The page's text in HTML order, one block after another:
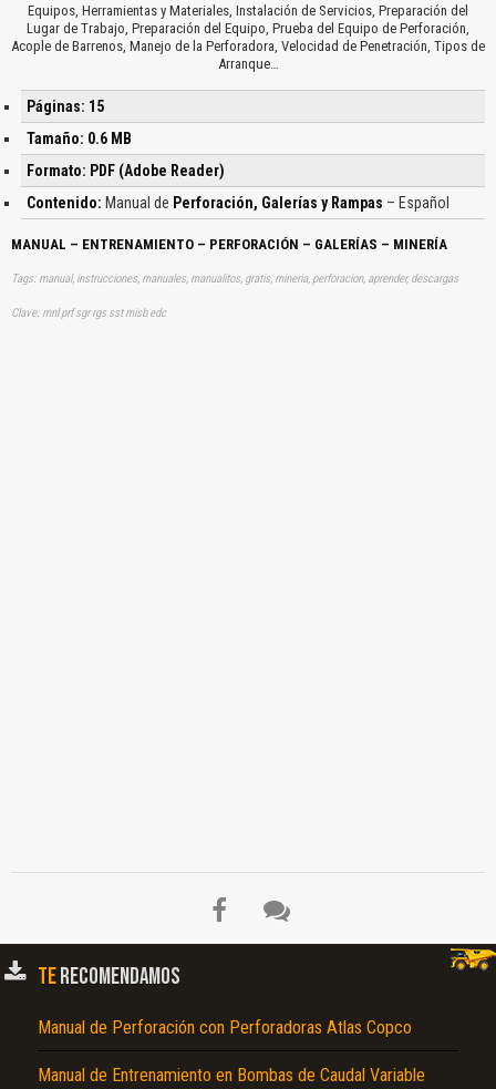
Equipos, Herramientas y Materiales, Instalación de Servicios, Preparación del
Lugar de Trabajo, Preparación del Equipo, Prueba del Equipo de Perforación,
Acople de Barrenos, Manejo de la Perforadora, Velocidad de Penetración, Tipos de
Arranque…
Páginas: 15
Tamaño: 0.6 MB
Formato: PDF (Adobe Reader)
Contenido: Manual de Perforación, Galerías y Rampas – Español
MANUAL – ENTRENAMIENTO – PERFORACIÓN – GALERÍAS – MINERÍA
Tags: manual, instrucciones, manuales, manualitos, gratis, mineria, perforacion, aprender, descargas
Clave: mnl prf sgr rgs sst misb edc
TERECOMENDAMOS
Manual de Perforación con Perforadoras Atlas Copco
Manual de Entrenamiento en Bombas de Caudal Variable